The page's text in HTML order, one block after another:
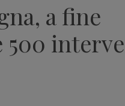
a fine
500